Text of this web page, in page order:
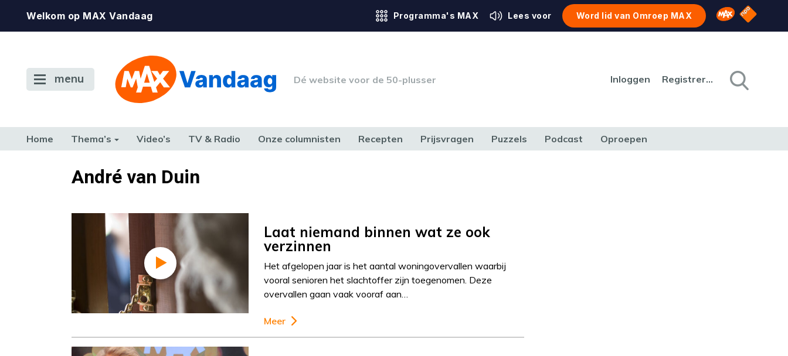
Welkom op MAX Vandaag Programma's MAX Lees voor Word lid van Omroep MAX Omroep MAX
NPO
menu Dé website voor de 50-plusser Inloggen Registreren
Home Thema’s Video’s TV & Radio Onze columnisten Recepten Prijsvragen Puzzels Podcast Oproepen
TERUG NAAR TOENAndré van Duin
Laat niemand binnen wat ze ook
verzinnen
Het afgelopen jaar is het aantal woningovervallen waarbij
vooral senioren het slachtoffer zijn toegenomen. Deze
overvallen gaan vaak vooraf aan…
Meer